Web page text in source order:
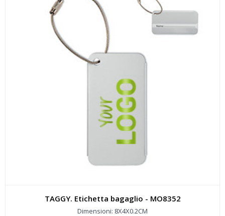
TAGGY. Etichetta bagaglio - MO8352
Dimensioni: 8X4X0.2CM